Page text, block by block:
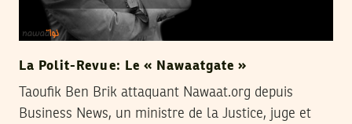
La Polit-Revue: Le « Nawaatgate »
Taoufik Ben Brik attaquant Nawaat.org depuis
Business News, un ministre de la Justice, juge et